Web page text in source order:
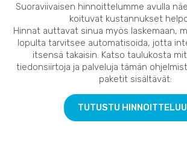
Suoraviivaisen hinnoittelumme avulla
koituvat kustannukset
Hinnat auttavat sinua myös laskemaan,
lopulta tarvitsee automatisoida, jotta
itsensä takaisin. Katso taulukosta
tiedonsiirtoja ja palveluja tämän
paketit sisältävät:
TUTUSTU